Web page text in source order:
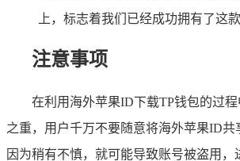
上，标志着我们已经成功拥有了这
注意事项
在利用海外苹果ID下载TP钱包的过
之重，用户千万不要随意将海外苹果ID共
因为稍有不慎，就可能导致账号被盗用，